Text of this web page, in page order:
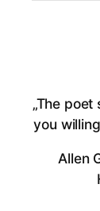
„The
you
Allen